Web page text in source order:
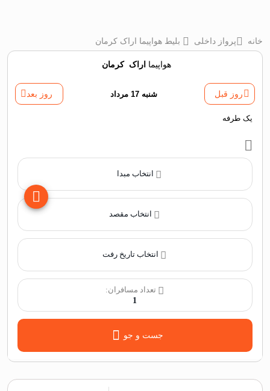
خانه پرواز داخلی بلیط هواپیما اراک کرمان
هواپیما اراک ‌کرمان
روز قبل شنبه 17 مرداد روز بعد
یک طرفه
انتخاب مبدا
انتخاب مقصد
تعداد مسافران:
1
جست و جو